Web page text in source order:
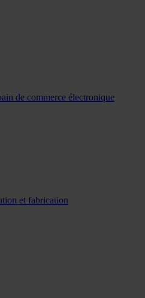
de commerce électronique
et fabrication